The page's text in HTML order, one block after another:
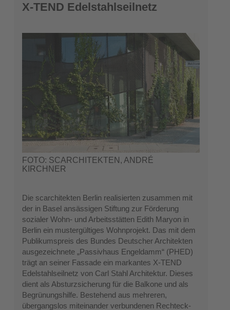
X-TEND Edelstahlseilnetz
FOTO: SCARCHITEKTEN, ANDRÉ
KIRCHNER
Die scarchitekten Berlin realisierten zusammen mit
der in Basel ansässigen Stiftung zur Förderung
sozialer Wohn- und Arbeitsstätten Edith Maryon in
Berlin ein mustergültiges Wohnprojekt. Das mit dem
Publikumspreis des Bundes Deutscher Architekten
ausgezeichnete „Passivhaus Engeldamm“ (PHED)
trägt an seiner Fassade ein markantes X-TEND
Edelstahlseilnetz von Carl Stahl Architektur. Dieses
dient als Absturzsicherung für die Balkone und als
Begrünungshilfe. Bestehend aus mehreren,
übergangslos miteinander verbundenen Rechteck-